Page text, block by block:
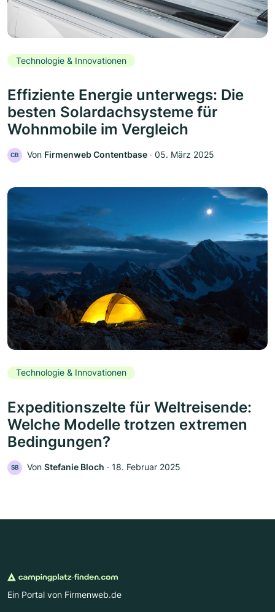
Technologie & Innovationen
Effiziente Energie unterwegs: Die
besten Solardachsysteme für
Wohnmobile im Vergleich
CB Von Firmenweb Contentbase ‧ 05. März 2025
Technologie & Innovationen
Expeditionszelte für Weltreisende:
Welche Modelle trotzen extremen
Bedingungen?
SB Von Stefanie Bloch ‧ 18. Februar 2025
Ein Portal von Firmenweb.de